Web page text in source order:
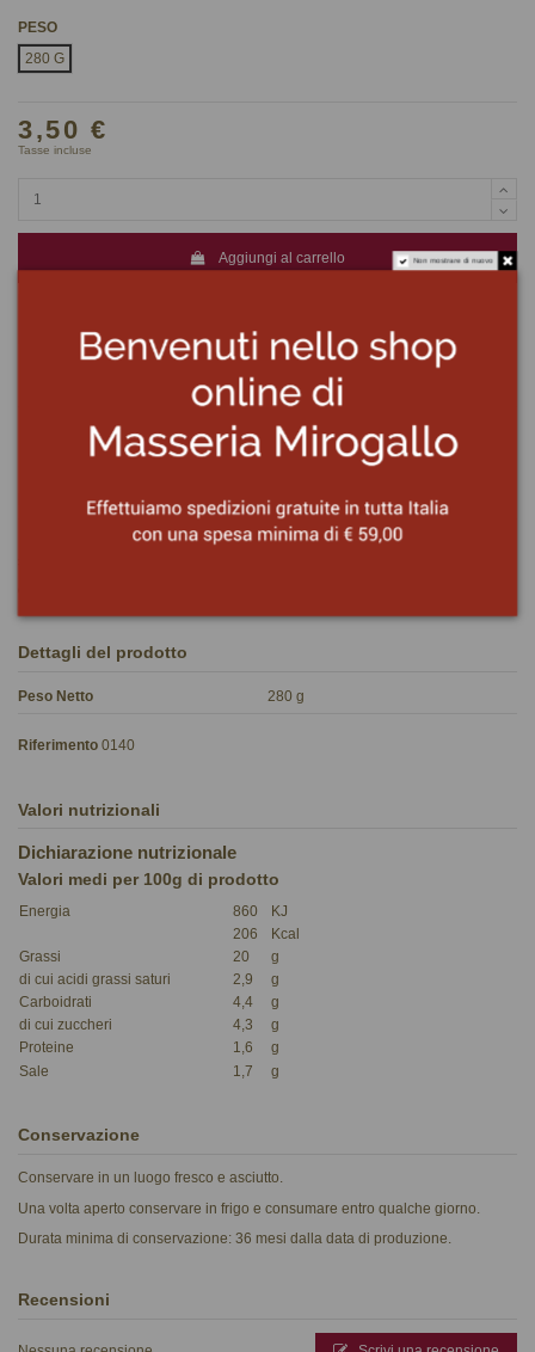
PESO
280 G
3,50 €
Tasse incluse
Aggiungi al carrello
Ingredienti
Passata di pomodori (82%), olio extravergine di oliva (14%), olive, capperi,
Dettagli del prodotto
Peso Netto 280 g
Riferimento 0140
Valori nutrizionali
Dichiarazione nutrizionale
Valori medi per 100g di prodotto
Energia 860
KJ
206
Kcal
Grassi
20
g
di cui acidi grassi saturi
2,9
g
Carboidrati
4,4
g
di cui zuccheri
4,3
g
Proteine
1,6
g
Sale
1,7 g
Conservazione
Conservare in un luogo fresco e asciutto.
Una volta aperto conservare in frigo e consumare entro qualche giorno.
Durata minima di conservazione: 36 mesi dalla data di produzione.
Recensioni
Non mostrare di nuovo